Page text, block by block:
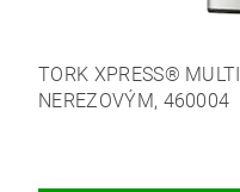
TORK XPRESS®
NEREZOVÝM, 460004